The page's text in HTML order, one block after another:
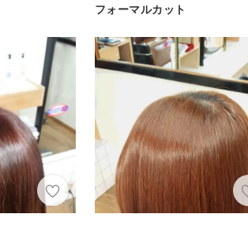
フォーマルカット